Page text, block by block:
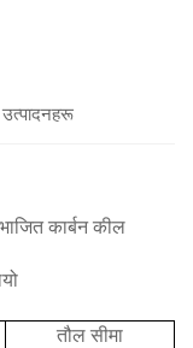
कार्बन कील
तौल सीमा